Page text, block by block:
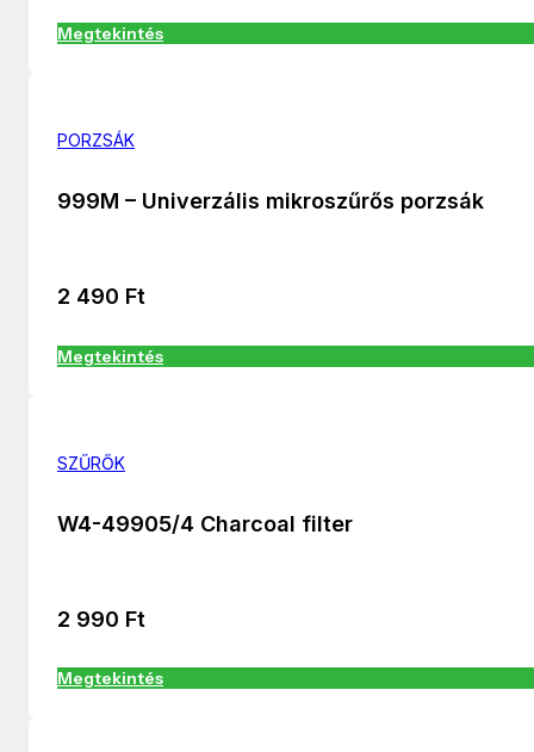
Megtekintés
PORZSÁK
999M – Univerzális mikroszűrős porzsák
2 490 Ft
Megtekintés
SZŰRŐK
W4-49905/4 Charcoal filter
2 990 Ft
Megtekintés